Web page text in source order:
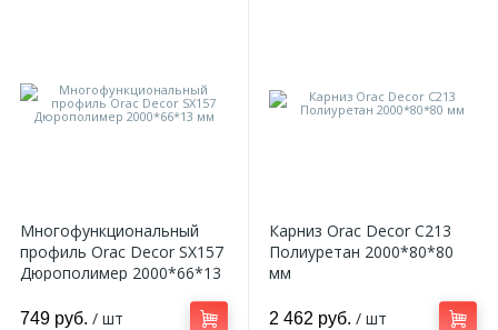
Многофункциональный
профиль Orac Decor SX157
Дюрополимер 2000*66*13
749 руб. / шт
Карниз Orac Decor C213
Полиуретан 2000*80*80
мм
2 462 руб. / шт